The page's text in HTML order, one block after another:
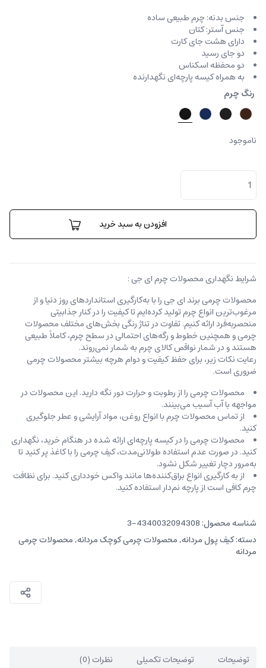
جنس بدنه: چرم طبیعی ساده
جنس آستر: کتان
دارای هشت جای کارت
دو جای رسید
دو محفظه اسکناس
به همراه کیسه پارچه‌ای نگهدارنده
رنگ چرم
ناموجود
کیف
پول
پائولو
عدد
افزودن به سبد خرید
شرایط نگهداری محصولات چرم ای جی :
محصولات چرمی برند ای جی را با به‌کارگیری استانداردهای روز دنیا و از
مرغوب‌ترین انواع چرم تولید کرده‌ایم تا کیفیت را در کنار جذابیتی
منحصربه‌فرد ارائه کنیم. تفاوت در تناژ رنگی بخش‌های مختلف محصولات
چرمی و همچنین خطوط و رگه‌‌های احتمالی در سطح چرم، کاملاً طبیعی
هستند و در شمار نواقص کالای چرم به شمار نمی‌روند.
رعایت نکات زیر، برای حفظ کیفیت و دوام هرچه بیشتر محصولات چرمی
ضروری است.
محصولات چرمی را از رطوبت و حرارت دور نگه دارید. این محصولات در
مواجهه با آب آسیب می‌بینند.
از تماس محصولات چرم با انواع روغن‌، مواد آرایشی و عطر جلوگیری
کنید.
محصولات چرمی را در کیسه‌ پارچه‌ای ارائه شده در هنگام خرید، ‌نگهداری
کنید. در صورت عدم استفاده طولانی‌مدت، کیف‌ چرمی را با کاغذ پر کنید تا
به‌مرور دچار تغییر شکل نشود.
از به کارگیری انواع براق‌کننده‌ها مانند واکس خودداری کنید. برای نظافت
چرم کافی است از پارچه‌ نم‌دار استفاده کنید.
شناسه محصول: 4340032094308-3
دسته:کیف پول مردانه,محصولات چرمی کوچک مردانه,محصولات چرمی
مردانه
توضیحات توضیحات تکمیلی نظرات (0)